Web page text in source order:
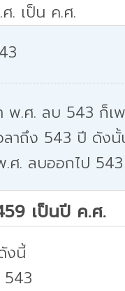
. เป็น ค.ศ.
พ.ศ. ลบ 543 ก็เพ
ลาถึง 543 ปี ดัง
.ศ. ลบออกไป
เป็นปี ค.ศ.
งนี้